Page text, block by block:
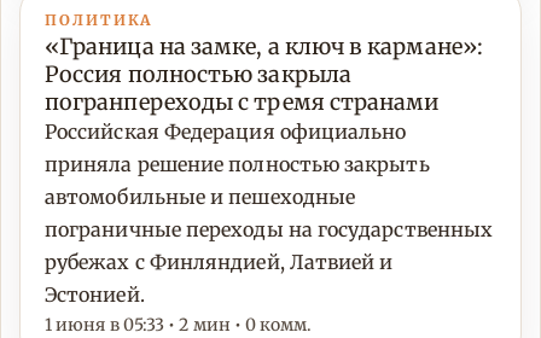
ПОЛИТИКА
«Граница на замке, а ключ в кармане»:
Россия полностью закрыла
погранпереходы с тремя странами
Российская Федерация официально
приняла решение полностью закрыть
автомобильные и пешеходные
пограничные переходы на государственных
рубежах с Финляндией, Латвией и
Эстонией.
1 июня в 05:33 • 2 мин • 0 комм.